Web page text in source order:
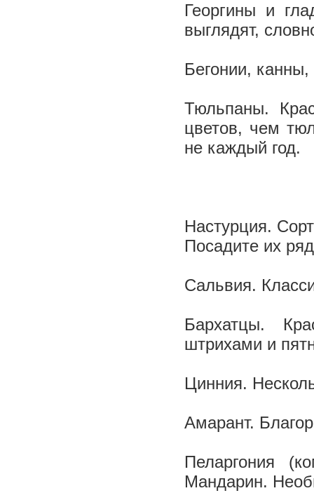
Георгины и
выглядят,
Бегонии,
Тюльпаны.
цветов, чем
не каждый год.
Настурция.
Посадите их
Сальвия.
Бархатцы.
штрихами и
Цинния.
Амарант.
Пеларгония
Мандарин.